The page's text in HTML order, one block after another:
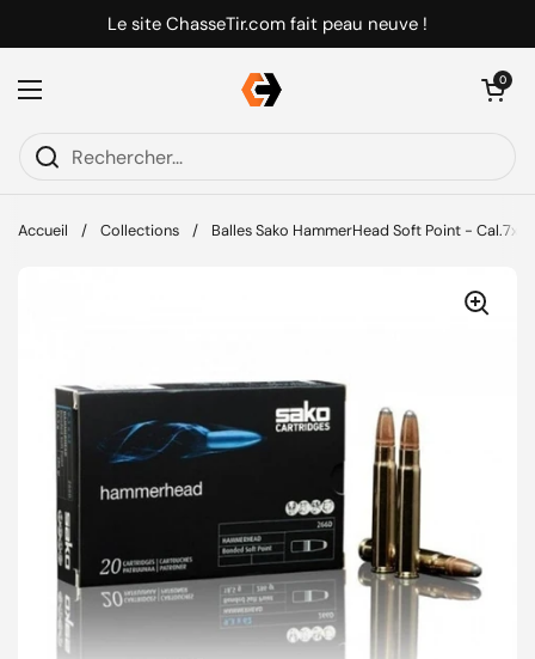
Passer au contenuLe site ChasseTir.com fait peau neuve !
Ouvrir le menu
Ouvrir le
0
Accueil / Collections / Balles Sako HammerHead Soft Point -